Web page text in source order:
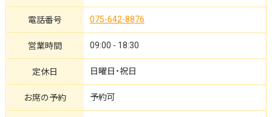
電話番号 075-642-8876
営業時間 09:00 - 18:30
定休日 日曜日・祝日
お席の予約 予約可